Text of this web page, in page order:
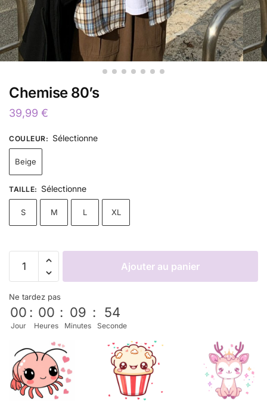
Chemise 80’s
39,99 €
COULEUR: Sélectionne
Beige
TAILLE: Sélectionne
S M L XL
Ajouter au panier
Ne tardez pas
00
Jour
: 00
Heures
: 09
Minutes
: 53
Seconde